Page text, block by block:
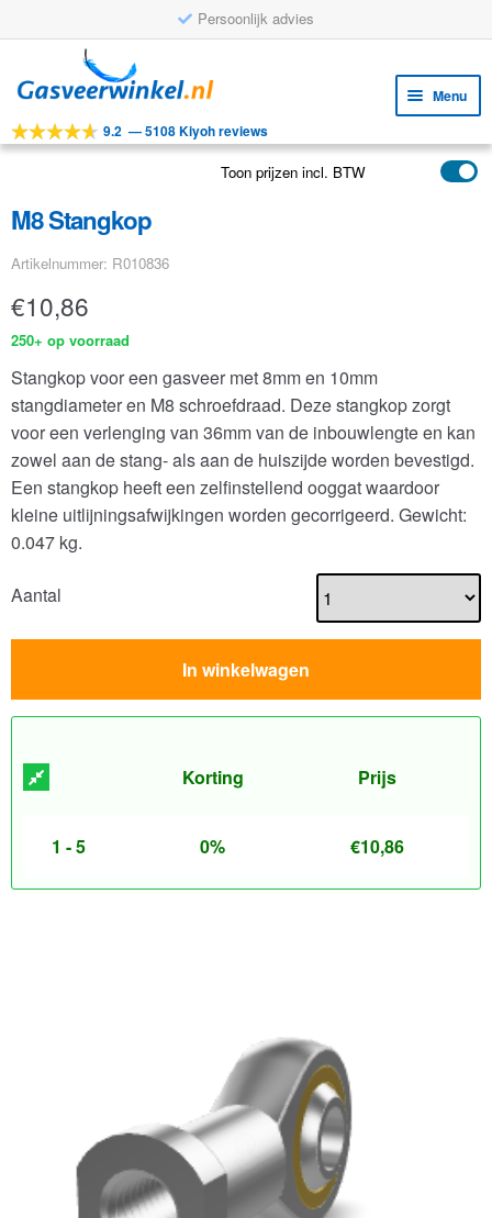
Persoonlijk advies
door
navigatie
naar
inhoud
Menu
Tools
Toepassingen
Klantenservice
FAQ
9.2 —5108 Kiyoh reviews
Toon prijzen incl. BTW
M8 Stangkop
Artikelnummer: R010836
€10,86
250+ op voorraad
Stangkop voor een gasveer met 8mm en 10mm
stangdiameter en M8 schroefdraad. Deze stangkop zorgt
voor een verlenging van 36mm van de inbouwlengte en kan
zowel aan de stang- als aan de huiszijde worden bevestigd.
Een stangkop heeft een zelfinstellend ooggat waardoor
kleine uitlijningsafwijkingen worden gecorrigeerd. Gewicht:
0.047 kg.
Aantal
In winkelwagen
Korting Prijs
1 - 5 0% €10,86